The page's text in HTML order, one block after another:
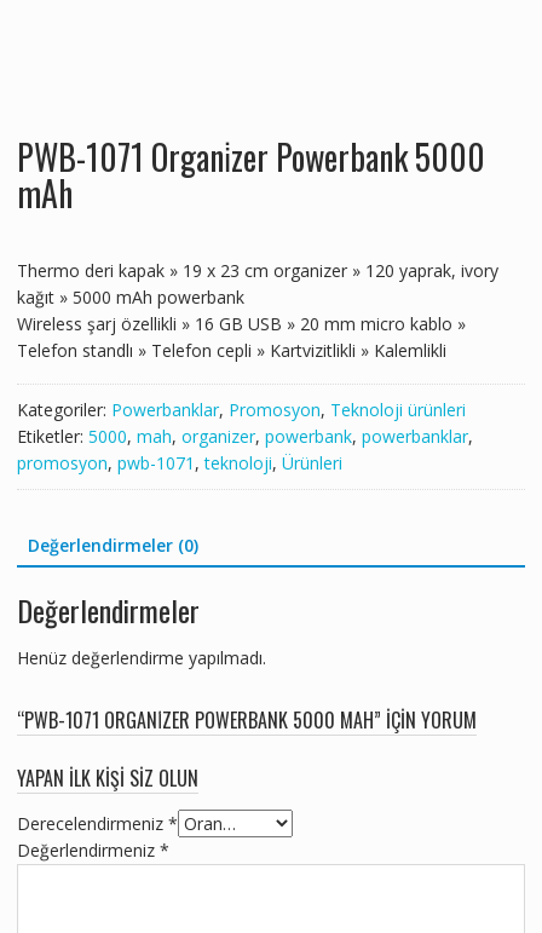
PWB-1071 Organi̇zer Powerbank 5000
mAh
Thermo deri kapak » 19 x 23 cm organizer » 120 yaprak, ivory
kağıt » 5000 mAh powerbank
Wireless şarj özellikli » 16 GB USB » 20 mm micro kablo »
Telefon standlı » Telefon cepli » Kartvizitlikli » Kalemlikli
Kategoriler: Powerbanklar, Promosyon, Teknoloji ürünleri
Etiketler: 5000, mah, organizer, powerbank, powerbanklar,
promosyon, pwb-1071 ,teknoloji, Ürünleri
Değerlendirmeler (0)
Değerlendirmeler
Henüz değerlendirme yapılmadı.
“PWB-1071 ORGANİZER POWERBANK 5000 MAH” IÇIN YORUM
YAPAN ILK KIŞI SIZ OLUN
Derecelendirmeniz *
Değerlendirmeniz *